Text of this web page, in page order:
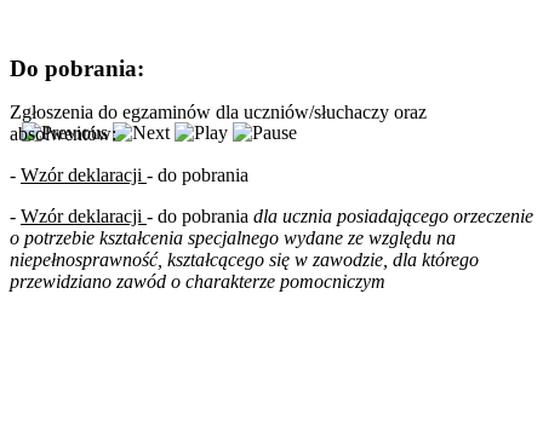
Do pobrania:
Zgłoszenia do egzaminów dla uczniów/słuchaczy oraz
absolwentów:
- Wzór deklaracji - do pobrania
- Wzór deklaracji - do pobrania dla ucznia posiadającego orzeczenie
o potrzebie kształcenia specjalnego wydane ze względu na
niepełnosprawność, kształcącego się w zawodzie, dla którego
przewidziano zawód o charakterze pomocniczym